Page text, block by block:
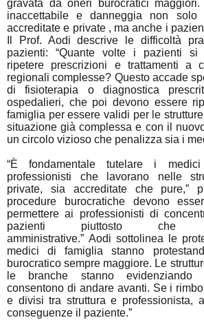
gravata da oneri burocratici
inaccettabile e danneggia non solo
accreditate e private , ma anche i
Il Prof. Aodi descrive le difficoltà
pazienti: “Quante volte i pazienti si
ripetere prescrizioni e trattamenti a
regionali complesse? Questo accade
di fisioterapia o diagnostica
ospedalieri, che poi devono essere
famiglia per essere validi per le
situazione già complessa e con il
un circolo vizioso che penalizza sia i
“È fondamentale tutelare i
professionisti che lavorano nelle
private, sia accreditate che pure,”
procedure burocratiche devono
permettere ai professionisti di
pazienti piuttosto che
amministrative.” Aodi sottolinea le
medici di famiglia stanno
burocratico sempre maggiore. Le
le branche stanno
consentono di andare avanti. Se i
e divisi tra struttura e professionista,
conseguenze il paziente.”